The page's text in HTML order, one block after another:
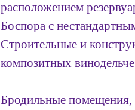
расположением
Боспора с
Строительные и
композитных
Бродильные